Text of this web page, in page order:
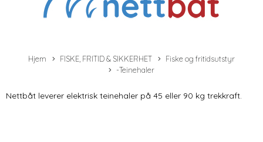
Hjem FISKE, FRITID & SIKKERHET
Fiske og fritidsutstyr
-Teinehaler
Nettbåt leverer elektrisk teinehaler på 45 eller 90 kg trekkraft.